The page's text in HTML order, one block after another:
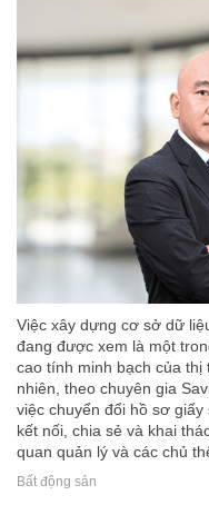
Việc xây dựng cơ sở dữ
đang được xem là một
cao tính minh bạch của
nhiên, theo chuyên gia
việc chuyển đổi hồ sơ
kết nối, chia sẻ và khai
quan quản lý và các chủ
Bất động sản